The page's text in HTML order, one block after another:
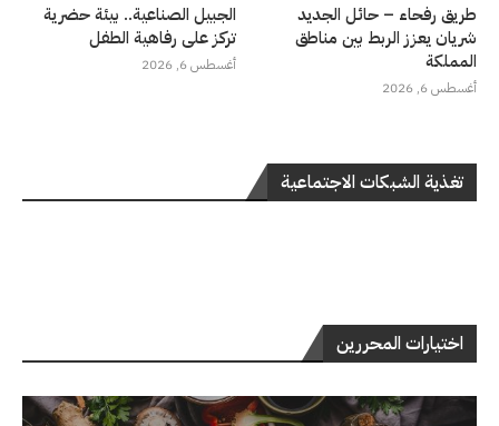
طريق رفحاء – حائل الجديد
شريان يعزز الربط بين مناطق
المملكة
أغسطس 6, 2026
الجبيل الصناعية.. بيئة حضرية
تركز على رفاهية الطفل
أغسطس 6, 2026
تغذية الشبكات الاجتماعية
اختيارات المحررين